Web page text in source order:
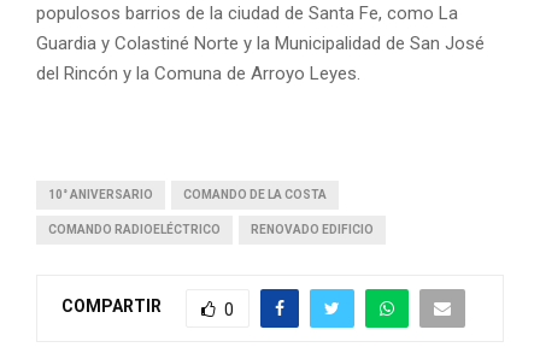
populosos barrios de la ciudad de Santa Fe, como La
Guardia y Colastiné Norte y la Municipalidad de San José
del Rincón y la Comuna de Arroyo Leyes.
10° ANIVERSARIO COMANDO DE LA COSTA
COMANDO RADIOELÉCTRICO RENOVADO EDIFICIO
COMPARTIR 0